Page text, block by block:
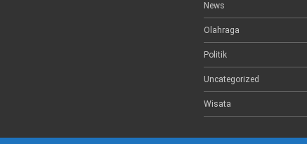
News
Olahraga
Politik
Uncategorized
Wisata